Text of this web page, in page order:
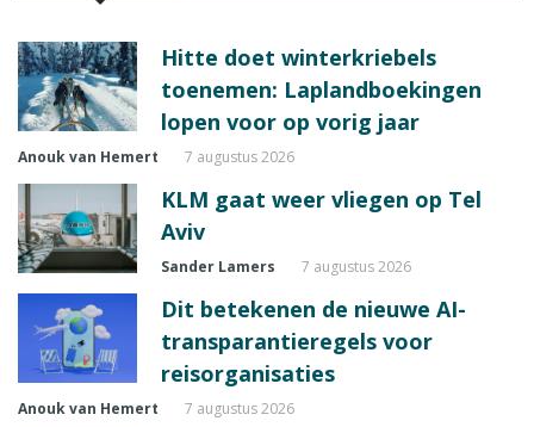
Hitte doet winterkriebels
toenemen: Laplandboekingen
lopen voor op vorig jaar
Anouk van Hemert 7 augustus 2026
KLM gaat weer vliegen op Tel
Aviv
Sander Lamers 7 augustus 2026
Dit betekenen de nieuwe AI-
transparantieregels voor
reisorganisaties
Anouk van Hemert 7 augustus 2026